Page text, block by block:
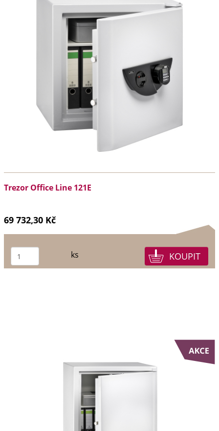
Trezor Office Line 121E
69 732,30 Kč
ks